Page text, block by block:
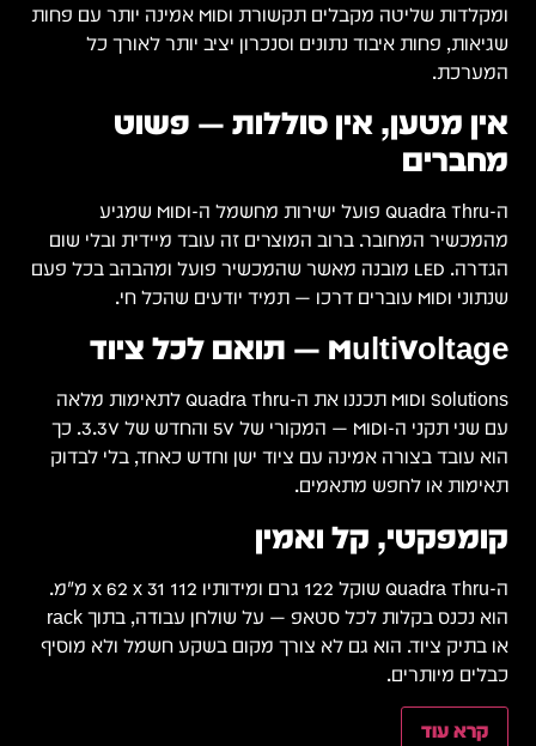
ומקלדות שליטה מקבלים תקשורת MIDI אמינה יותר עם פחות
שגיאות, פחות איבוד נתונים וסנכרון יציב יותר לאורך כל
המערכת.
אין מטען, אין סוללות — פשוט
מחברים
ה-Quadra Thru פועל ישירות מחשמל ה-MIDI שמגיע
מהמכשיר המחובר. ברוב המוצרים זה עובד מיידית ובלי שום
הגדרה. LED מובנה מאשר שהמכשיר פועל ומהבהב בכל פעם
שנתוני MIDI עוברים דרכו — תמיד יודעים שהכל חי.
MultiVoltage — תואם לכל ציוד
MIDI Solutions תכננו את ה-Quadra Thru לתאימות מלאה
עם שני תקני ה-MIDI — המקורי של 5V והחדש של 3.3V. כך
הוא עובד בצורה אמינה עם ציוד ישן וחדש כאחד, בלי לבדוק
תאימות או לחפש מתאמים.
קומפקטי, קל ואמין
ה-Quadra Thru שוקל 122 גרם ומידותיו 112 x 62 x 31 מ"מ.
הוא נכנס בקלות לכל סטאפ — על שולחן עבודה, בתוך rack
או בתיק ציוד. הוא גם לא צורך מקום בשקע חשמל ולא מוסיף
כבלים מיותרים.
קרא עוד